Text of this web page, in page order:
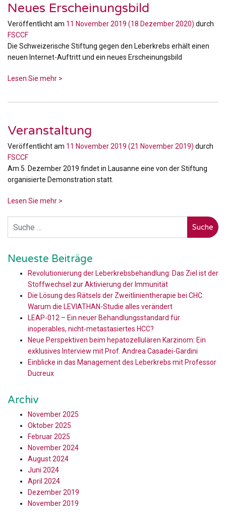
Neues Erscheinungsbild
Veröffentlicht am 11 November 2019 (18 Dezember 2020) durch
FSCCF
Die Schweizerische Stiftung gegen den Leberkrebs erhält einen
neuen Internet-Auftritt und ein neues Erscheinungsbild
Lesen Sie mehr >
Veranstaltung
Veröffentlicht am 11 November 2019 (21 November 2019) durch
FSCCF
Am 5. Dezember 2019 findet in Lausanne eine von der Stiftung
organisierte Demonstration statt.
Lesen Sie mehr >
Neueste Beiträge
Revolutionierung der Leberkrebsbehandlung: Das Ziel ist der
Stoffwechsel zur Aktivierung der Immunität
Die Lösung des Rätsels der Zweitlinientherapie bei CHC:
Warum die LEVIATHAN-Studie alles verändert
LEAP-012 – Ein neuer Behandlungsstandard für
inoperables, nicht-metastasiertes HCC?
Neue Perspektiven beim hepatozellulären Karzinom: Ein
exklusives Interview mit Prof. Andrea Casadei-Gardini
Einblicke in das Management des Leberkrebs mit Professor
Ducreux
Archiv
November 2025
Oktober 2025
Februar 2025
November 2024
August 2024
Juni 2024
April 2024
Dezember 2019
November 2019